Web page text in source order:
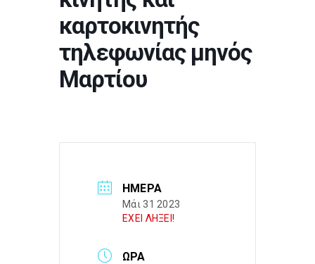
καρτοκινητής
τηλεφωνίας μηνός
Μαρτίου
ΗΜΈΡΑ
Μάι 31 2023
ΕΧΕΙ ΛΗΞΕΙ!
ΏΡΑ